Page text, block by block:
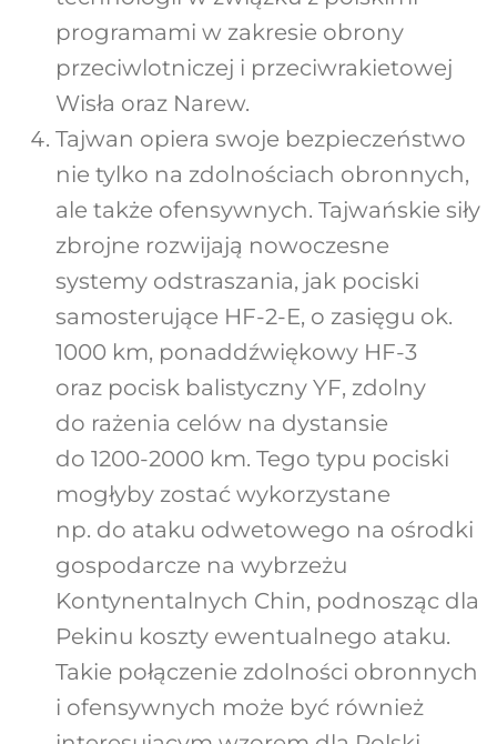
programami w zakresie obrony
przeciwlotniczej i przeciwrakietowej
Wisła oraz Narew.
Tajwan opiera swoje bezpieczeństwo
nie tylko na zdolnościach obronnych,
ale także ofensywnych. Tajwańskie siły
zbrojne rozwijają nowoczesne
systemy odstraszania, jak pociski
samosterujące HF-2-E, o zasięgu ok.
1000 km, ponaddźwiękowy HF-3
oraz pocisk balistyczny YF, zdolny
do rażenia celów na dystansie
do 1200-2000 km. Tego typu pociski
mogłyby zostać wykorzystane
np. do ataku odwetowego na ośrodki
gospodarcze na wybrzeżu
Kontynentalnych Chin, podnosząc dla
Pekinu koszty ewentualnego ataku.
Takie połączenie zdolności obronnych
i ofensywnych może być również